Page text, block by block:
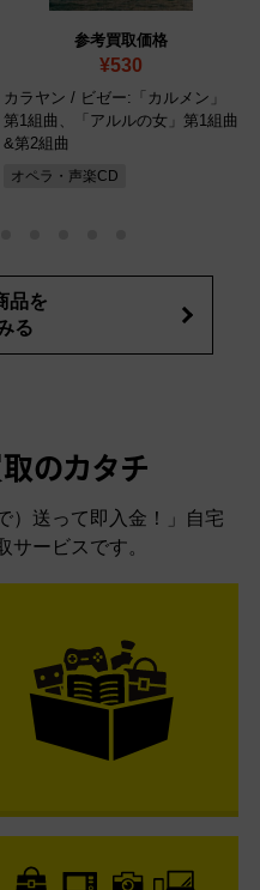
参考買取価格
¥530
カラヤン / ビゼー:「カルメン」
第1組曲、「アルルの女」第1組曲
&第2組曲
オペラ・声楽CD
品を
る
のカタチ
）送って即入金！」自宅
サービスです。